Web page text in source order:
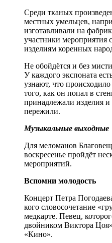
Среди тканых
местных умельцев,
изготавливали на
участники мероприятия
изделиям коренных
Не обойдётся и без
У каждого экспоната
узнают, что
того, как он попал в
принадлежали изделия
пережили.
Музыкальные выходные
Для меломанов
воскресенье пройдёт
мероприятий.
Вспомни молодость
Концерт Петра
кого словосочетание
медкарте. Певец,
двойником Виктора
«Кино».